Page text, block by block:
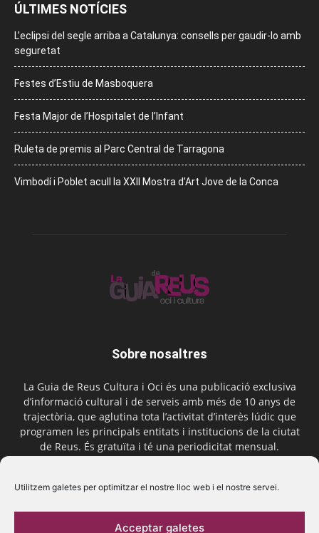
Utilitzem galetes per optimitzar el nostre lloc web i el nostre servei.
Acceptar galetes
ÚLTIMES NOTÍCIES
L’eclipsi del segle arriba a Catalunya: consells per gaudir-lo amb
seguretat
Festes d’Estiu de Masboquera
Festa Major de l’Hospitalet de l’Infant
Ruleta de premis al Parc Central de Tarragona
Vimbodí i Poblet acull la XXII Mostra d’Art Jove de la Conca
Sobre nosaltres
La Guia de Reus Cultura i Oci és una publicació exclusiva
d’informació cultural i de serveis amb més de 10 anys de
trajectòria, que aglutina tota l’activitat d’interès lúdic que
programen les principals entitats i institucions de la ciutat
de Reus. És gratuïta i té una periodicitat mensual.
Segueix-nos